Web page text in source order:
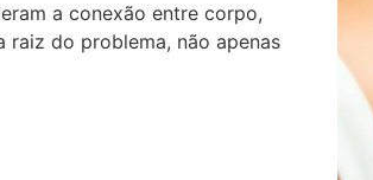
a conexão entre corpo,
raiz do problema, não apenas